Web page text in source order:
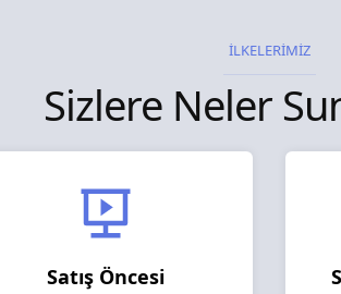
İLKELERİMİZ
Sizlere Neler
Satış Öncesi